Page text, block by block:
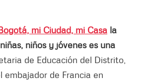
mi Ciudad, mi Casa la
niños y jóvenes es una
de Educación del Distrito,
embajador de Francia en